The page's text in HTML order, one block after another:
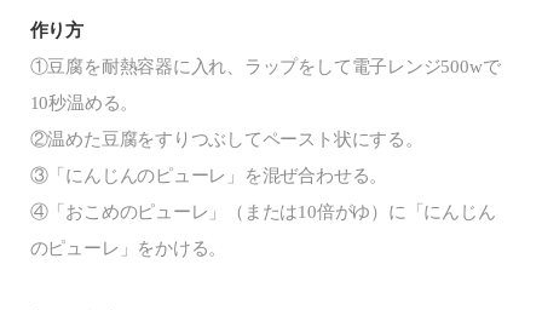
作り方
①豆腐を耐熱容器に入れ、ラップをして電子レンジ500wで
10秒温める。
②温めた豆腐をすりつぶしてペースト状にする。
③「にんじんのピューレ」を混ぜ合わせる。
④「おこめのピューレ」（または10倍がゆ）に「にんじん
のピューレ」をかける。